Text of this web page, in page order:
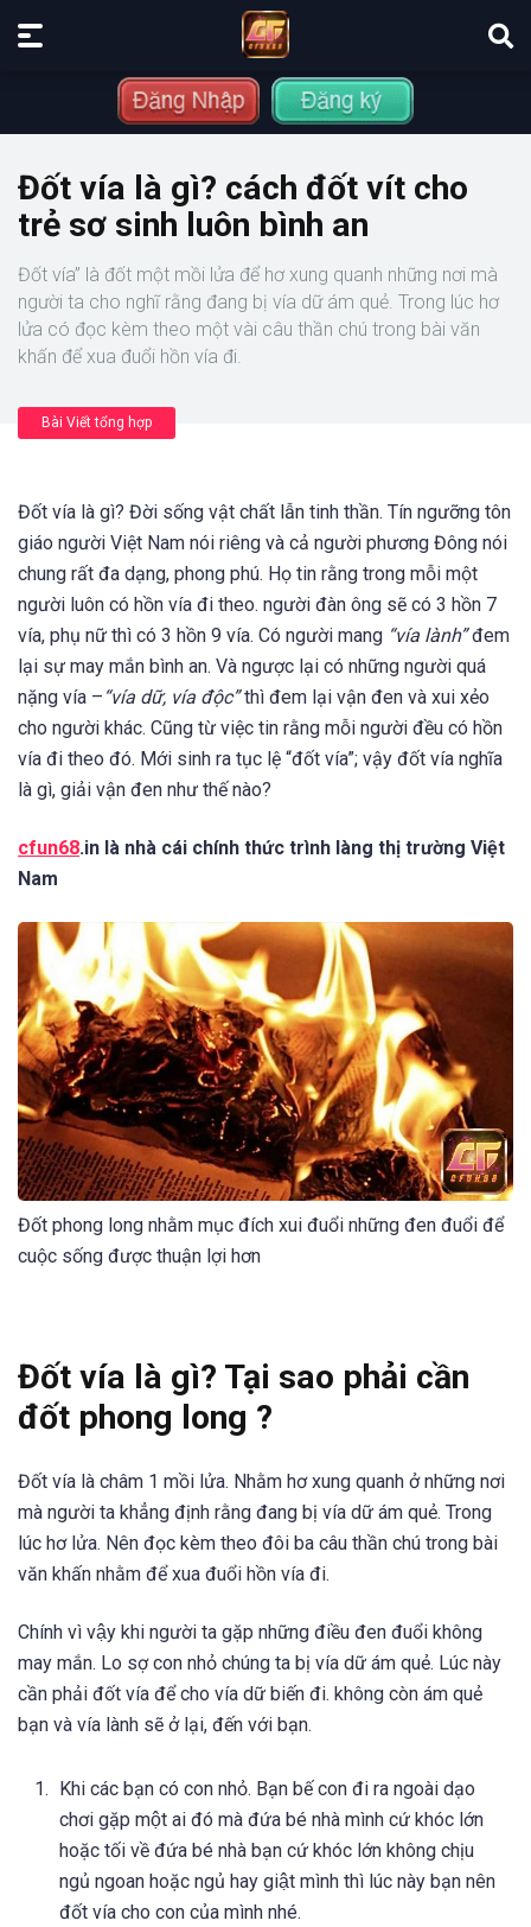
Đốt vía là gì? cách đốt vít cho
trẻ sơ sinh luôn bình an
Đốt vía” là đốt một mồi lửa để hơ xung quanh những nơi mà
người ta cho nghĩ rằng đang bị vía dữ ám quẻ. Trong lúc hơ
lửa có đọc kèm theo một vài câu thần chú trong bài văn
khấn để xua đuổi hồn vía đi.
Bài Viết tổng hợp
Đốt vía là gì? Đời sống vật chất lẫn tinh thần. Tín ngưỡng tôn
giáo người Việt Nam nói riêng và cả người phương Đông nói
chung rất đa dạng, phong phú. Họ tin rằng trong mỗi một
người luôn có hồn vía đi theo. người đàn ông sẽ có 3 hồn 7
vía, phụ nữ thì có 3 hồn 9 vía. Có người mang “vía lành”đem
lại sự may mắn bình an. Và ngược lại có những người quá
nặng vía – “vía dữ, vía độc”thì đem lại vận đen và xui xẻo
cho người khác. Cũng từ việc tin rằng mỗi người đều có hồn
vía đi theo đó. Mới sinh ra tục lệ “đốt vía”; vậy đốt vía nghĩa
là gì, giải vận đen như thế nào?
cfun68.in là nhà cái chính thức trình làng thị trường Việt
Nam
Đốt phong long nhằm mục đích xui đuổi những đen đuổi để
cuộc sống được thuận lợi hơn
Đốt vía là gì? Tại sao phải cần
đốt phong long ?
Đốt vía là châm 1 mồi lửa. Nhằm hơ xung quanh ở những nơi
mà người ta khẳng định rằng đang bị vía dữ ám quẻ. Trong
lúc hơ lửa. Nên đọc kèm theo đôi ba câu thần chú trong bài
văn khấn nhằm để xua đuổi hồn vía đi.
Chính vì vậy khi người ta gặp những điều đen đuổi không
may mắn. Lo sợ con nhỏ chúng ta bị vía dữ ám quẻ. Lúc này
cần phải đốt vía để cho vía dữ biến đi. không còn ám quẻ
bạn và vía lành sẽ ở lại, đến với bạn.
Khi các bạn có con nhỏ. Bạn bế con đi ra ngoài dạo
chơi gặp một ai đó mà đứa bé nhà mình cứ khóc lớn
hoặc tối về đứa bé nhà bạn cứ khóc lớn không chịu
ngủ ngoan hoặc ngủ hay giật mình thì lúc này bạn nên
đốt vía cho con của mình nhé.